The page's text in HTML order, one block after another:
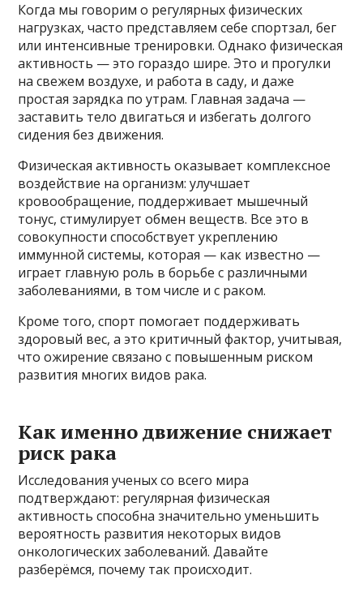
Когда мы говорим о регулярных физических
нагрузках, часто представляем себе спортзал, бег
или интенсивные тренировки. Однако физическая
активность — это гораздо шире. Это и прогулки
на свежем воздухе, и работа в саду, и даже
простая зарядка по утрам. Главная задача —
заставить тело двигаться и избегать долгого
сидения без движения.
Физическая активность оказывает комплексное
воздействие на организм: улучшает
кровообращение, поддерживает мышечный
тонус, стимулирует обмен веществ. Все это в
совокупности способствует укреплению
иммунной системы, которая — как известно —
играет главную роль в борьбе с различными
заболеваниями, в том числе и с раком.
Кроме того, спорт помогает поддерживать
здоровый вес, а это критичный фактор, учитывая,
что ожирение связано с повышенным риском
развития многих видов рака.
Как именно движение снижает
риск рака
Исследования ученых со всего мира
подтверждают: регулярная физическая
активность способна значительно уменьшить
вероятность развития некоторых видов
онкологических заболеваний. Давайте
разберёмся, почему так происходит.